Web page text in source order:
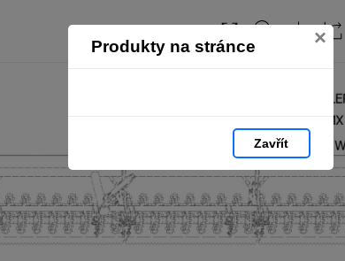
Produkty na stránce ×
Zavřít